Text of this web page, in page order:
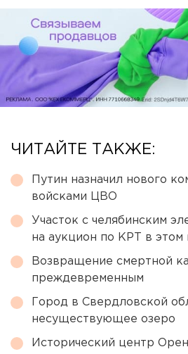
ЧИТАЙТЕ ТАКЖЕ:
Путин назначил нового
войсками ЦВО
Участок с челябинским
на аукцион по КРТ в этом
Возвращение смертной
преждевременным
Город в Свердловской
несуществующее озеро
Исторический центр